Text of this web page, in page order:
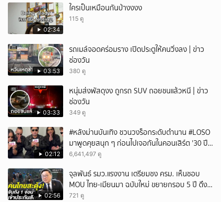
02:34
ใครเป็นเหมือนกันบ้างงงง
115 ดู
03:53
รถเมล์จอดคร่อมราง เปิดประตูให้คนวิ่งลง | ข่าว
ช่องวัน
380 ดู
03:33
หนุ่มส่งพัสดุงง ถูกรถ SUV ถอยชนแล้วหนี | ข่าว
ช่องวัน
349 ดู
02:12
#หลังม่านบันเทิง ชวนวงร็อกระดับตำนาน #LOSO
มาพูดคุยสนุก ๆ ก่อนไปเจอกันในคอนเสิร์ต '30 ปี
LOSO นานเท่าไรก็รอ'
6,641,497 ดู
02:56
จุลพันธ์ รมว.แรงงาน เตรียมชง ครม. เห็นชอบ
MOU ไทย-เมียนมา ฉบับใหม่ ขยายกรอบ 5 ปี ดึง
แรงงานเข้าระบบ
721 ดู